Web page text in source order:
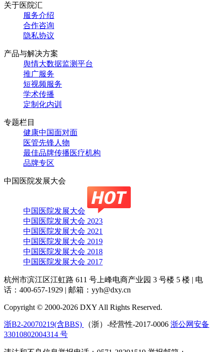
关于医院汇
服务介绍
合作咨询
隐私协议
产品与解决方案
舆情大数据监测平台
推广服务
短视频服务
学术传播
定制化内训
专题栏目
健康中国面对面
医管先锋人物
最佳品牌传播医疗机构
品牌专区
中国医院发展大会
中国医院发展大会
中国医院发展大会 2023
中国医院发展大会 2021
中国医院发展大会 2019
中国医院发展大会 2018
中国医院发展大会 2017
杭州市滨江区江虹路 611 号上峰电商产业园 3 号楼 5 楼 | 电
话：400-657-1929 | 邮箱：yyh@dxy.cn
Copyright © 2000-2026 DXY All Rights Reserved.
浙B2-20070219(含BBS) （浙）-经营性-2017-0006 浙公网安备
33010802004314 号